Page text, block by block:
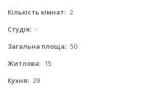
Кількість кімнат: 2
Студія: -
Загальна площа: 50
Житлова: 15
Кухня: 29